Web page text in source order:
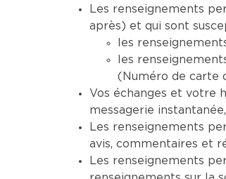
Les renseignements
après) et qui sont
les
les
(Numéro de carte
Vos échanges et votre
messagerie
Les renseignements
avis, commentaires et
Les renseignements